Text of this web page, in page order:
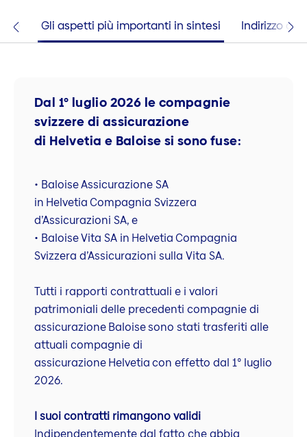
Gli aspetti più importanti in sintesi Indirizzo di
Dal 1° luglio 2026 le compagnie
svizzere di assicurazione
di Helvetia e Baloise si sono fuse:
• Baloise Assicurazione SA
in Helvetia Compagnia Svizzera
d’Assicurazioni SA, e
• Baloise Vita SA in Helvetia Compagnia
Svizzera d’Assicurazioni sulla Vita SA.
Tutti i rapporti contrattuali e i valori
patrimoniali delle precedenti compagnie di
assicurazione Baloise sono stati trasferiti alle
attuali compagnie di
assicurazione Helvetia con effetto dal 1° luglio
2026.
I suoi contratti rimangono validi